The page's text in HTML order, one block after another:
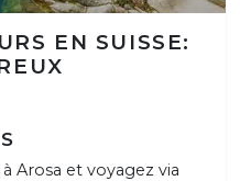
EN SUISSE:
Arosa et voyagez via